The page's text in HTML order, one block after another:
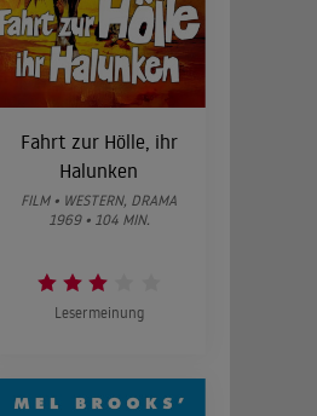
Fahrt zur Hölle, ihr
Halunken
FILM • WESTERN, DRAMA
1969 • 104 MIN.
Lesermeinung